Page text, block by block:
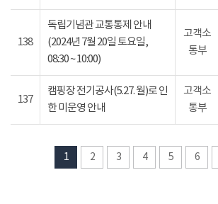
138
독립기념관 교통통제 안내
(2024년 7월 20일 토요일,
08:30 ~ 10:00)
고객소
통부
137
캠핑장 전기공사(5.27. 월)로 인
한 미운영 안내
고객소
통부
1 2 3 4 5 6